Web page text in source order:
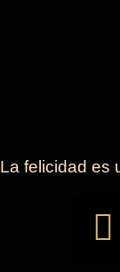
La felicidad es
F
a